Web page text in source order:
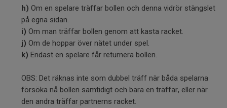
h) Om en spelare träffar bollen och denna vidrör stängslet
på egna sidan.
i) Om man träffar bollen genom att kasta racket.
j) Om de hoppar över nätet under spel.
k) Endast en spelare får returnera bollen.
OBS: Det räknas inte som dubbel träff när båda spelarna
försöka nå bollen samtidigt och bara en träffar, eller när
den andra träffar partnerns racket.